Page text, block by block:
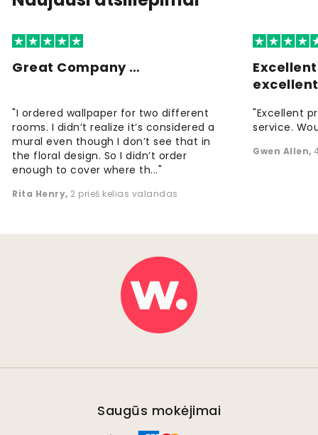
Great Company …
"I ordered wallpaper for two different
rooms. I didn’t realize it’s considered a
mural even though I don’t see that in
the floral design. So I didn’t order
enough to cover where th..."
Rita Henry, 2 prieš kelias valandas
"Excellent
service.
Gwen Allen,
Saugūs mokėjimai